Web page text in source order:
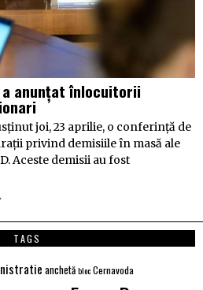
anunțat înlocuitorii
joi, 23 aprilie, o conferință de
privind demisiile în masă ale
Aceste demisii au fost
TAGS
anchetăblocCernavoda